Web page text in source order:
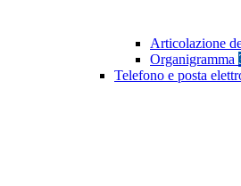
Articolazione
Organigramma
Telefono e posta